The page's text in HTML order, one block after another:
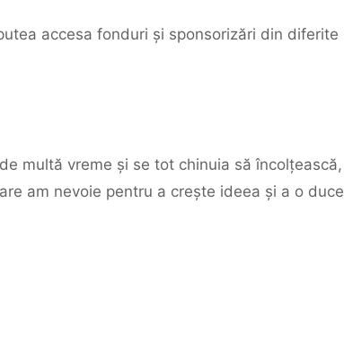
accesa fonduri și sponsorizări din diferite
multă vreme și se tot chinuia să încolțească,
am nevoie pentru a crește ideea și a o duce